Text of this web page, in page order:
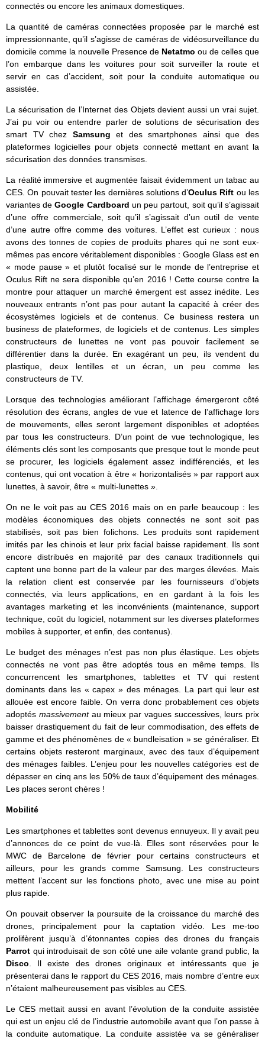
connectés ou encore les animaux domestiques.
La quantité de caméras connectées proposée par le marché est
impressionnante, qu’il s’agisse de caméras de vidéosurveillance du
domicile comme la nouvelle Presence de Netatmo ou de celles que
l’on embarque dans les voitures pour soit surveiller la route et
servir en cas d’accident, soit pour la conduite automatique ou
assistée.
La sécurisation de l’Internet des Objets devient aussi un vrai sujet.
J’ai pu voir ou entendre parler de solutions de sécurisation des
smart TV chez Samsung et des smartphones ainsi que des
plateformes logicielles pour objets connecté mettant en avant la
sécurisation des données transmises.
La réalité immersive et augmentée faisait évidemment un tabac au
CES. On pouvait tester les dernières solutions d’Oculus Rift ou les
variantes deGoogle Cardboard un peu partout, soit qu’il s’agissait
d’une offre commerciale, soit qu’il s’agissait d’un outil de vente
d’une autre offre comme des voitures. L’effet est curieux : nous
avons des tonnes de copies de produits phares qui ne sont eux-
mêmes pas encore véritablement disponibles : Google Glass est en
« mode pause » et plutôt focalisé sur le monde de l’entreprise et
Oculus Rift ne sera disponible qu’en 2016 ! Cette course contre la
montre pour attaquer un marché émergent est assez inédite. Les
nouveaux entrants n’ont pas pour autant la capacité à créer des
écosystèmes logiciels et de contenus. Ce business restera un
business de plateformes, de logiciels et de contenus. Les simples
constructeurs de lunettes ne vont pas pouvoir facilement se
différentier dans la durée. En exagérant un peu, ils vendent du
plastique, deux lentilles et un écran, un peu comme les
constructeurs de TV.
Lorsque des technologies améliorant l’affichage émergeront côté
résolution des écrans, angles de vue et latence de l’affichage lors
de mouvements, elles seront largement disponibles et adoptées
par tous les constructeurs. D’un point de vue technologique, les
éléments clés sont les composants que presque tout le monde peut
se procurer, les logiciels également assez indifférenciés, et les
contenus, qui ont vocation à être « horizontalisés » par rapport aux
lunettes, à savoir, être « multi-lunettes ».
On ne le voit pas au CES 2016 mais on en parle beaucoup : les
modèles économiques des objets connectés ne sont soit pas
stabilisés, soit pas bien folichons. Les produits sont rapidement
imités par les chinois et leur prix facial baisse rapidement. Ils sont
encore distribués en majorité par des canaux traditionnels qui
captent une bonne part de la valeur par des marges élevées. Mais
la relation client est conservée par les fournisseurs d’objets
connectés, via leurs applications, en en gardant à la fois les
avantages marketing et les inconvénients (maintenance, support
technique, coût du logiciel, notamment sur les diverses plateformes
mobiles à supporter, et enfin, des contenus).
Le budget des ménages n’est pas non plus élastique. Les objets
connectés ne vont pas être adoptés tous en même temps. Ils
concurrencent les smartphones, tablettes et TV qui restent
dominants dans les « capex » des ménages. La part qui leur est
allouée est encore faible. On verra donc probablement ces objets
adoptés massivementau mieux par vagues successives, leurs prix
baisser drastiquement du fait de leur commodisation, des effets de
gamme et des phénomènes de « bundleisation » se généraliser. Et
certains objets resteront marginaux, avec des taux d’équipement
des ménages faibles. L’enjeu pour les nouvelles catégories est de
dépasser en cinq ans les 50% de taux d’équipement des ménages.
Les places seront chères !
Mobilité
Les smartphones et tablettes sont devenus ennuyeux. Il y avait peu
d’annonces de ce point de vue-là. Elles sont réservées pour le
MWC de Barcelone de février pour certains constructeurs et
ailleurs, pour les grands comme Samsung. Les constructeurs
mettent l’accent sur les fonctions photo, avec une mise au point
plus rapide.
On pouvait observer la poursuite de la croissance du marché des
drones, principalement pour la captation vidéo. Les me-too
prolifèrent jusqu’à d’étonnantes copies des drones du français
Parrot qui introduisait de son côté une aile volante grand public, la
Disco . Il existe des drones originaux et intéressants que je
présenterai dans le rapport du CES 2016, mais nombre d’entre eux
n’étaient malheureusement pas visibles au CES.
Le CES mettait aussi en avant l’évolution de la conduite assistée
qui est un enjeu clé de l’industrie automobile avant que l’on passe à
la conduite automatique. La conduite assistée va se généraliser